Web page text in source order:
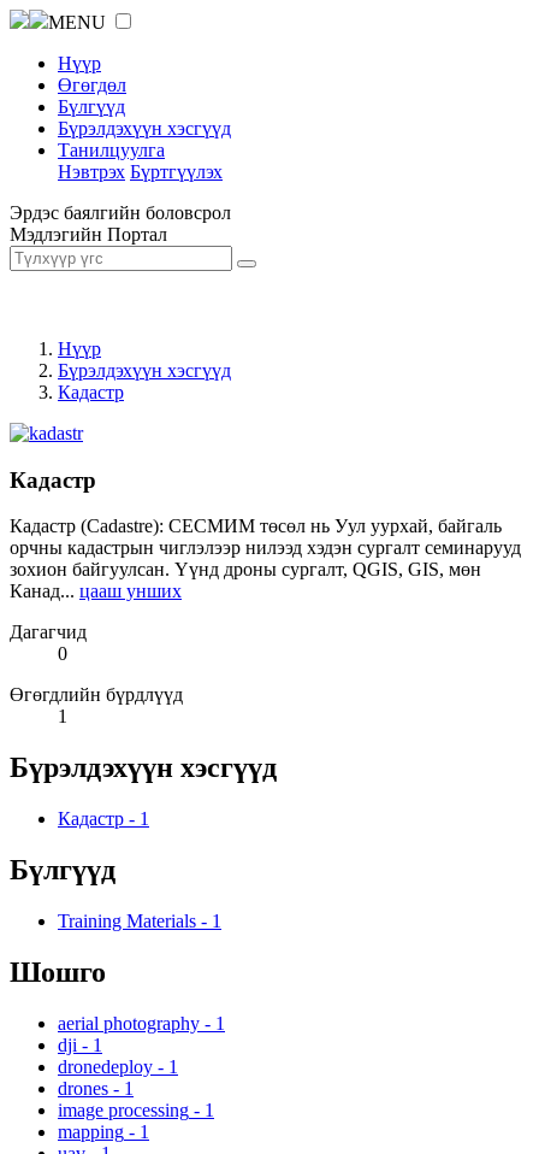
MENU
Нүүр
Өгөгдөл
Бүлгүүд
Бүрэлдэхүүн хэсгүүд
Танилцуулга
Нэвтрэх Бүртгүүлэх
Эрдэс баялгийн боловсрол
Мэдлэгийн Портал
Нүүр
Бүрэлдэхүүн хэсгүүд
Кадастр
Кадастр
Кадастр (Cadastre): СЕСМИМ төсөл нь Уул уурхай, байгаль
орчны кадастрын чиглэлээр нилээд хэдэн сургалт семинарууд
зохион байгуулсан. Үүнд дроны сургалт, QGIS, GIS, мөн
Канад... цааш унших
Дагагчид
0
Өгөгдлийн бүрдлүүд
1
Бүрэлдэхүүн хэсгүүд
Кадастр - 1
Бүлгүүд
Training Materials - 1
Шошго
aerial photography - 1
dji - 1
dronedeploy - 1
drones - 1
image processing - 1
mapping - 1